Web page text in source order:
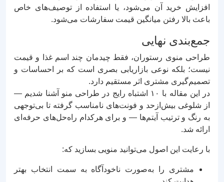
افزایش خرید آن می‌شود، یا استفاده از توصیف‌های خاص
باعث بالا رفتن میانگین قیمت سفارشات می‌شود.
جمع‌بندی نهایی
طراحی منوی رستوران، فقط چیدمان چند اسم غذا و قیمت
نیست؛ بلکه نوعی بازاریابی بصری است که بر احساسات و
تصمیم‌گیری مشتری اثر مستقیم دارد.
در این مقاله با ۱۰ اشتباه رایج در طراحی منو آشنا شدیم —
از شلوغی بیش‌ازحد و فونت‌های نامناسب گرفته تا بی‌توجهی
به رنگ و ترتیب آیتم‌ها — و برای هرکدام راه‌حل‌های حرفه‌ای
ارائه شد.
با رعایت این اصول می‌توانید منویی بسازید که:
مشتری را به‌صورت ناخودآگاه به سمت انتخاب بهتر